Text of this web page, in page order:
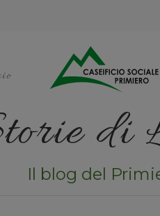
di
Il blog del